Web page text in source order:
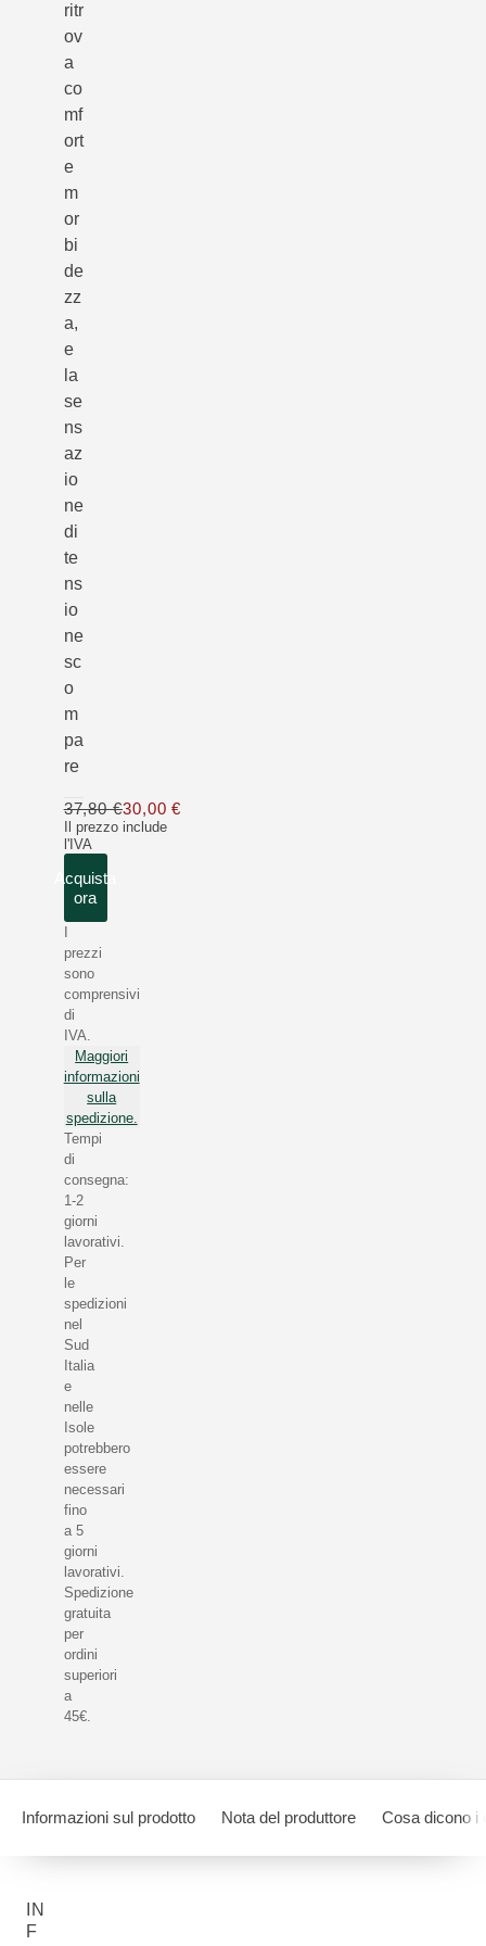
ritr
ov
a
co
mf
ort
e
m
or
bi
de
zz
a,
e
la
se
ns
az
io
ne
di
te
ns
io
ne
sc
o
m
pa
re
Il prezzo include
l'IVA
37,80 €30,00 €Solo 30,00 € invece di 37,80 €
Acquista
ora
prezzi
sono
comprensivi
di
IVA.
Maggiori
informazioni
sulla
spedizione.
Tempi
di
consegna:
1-2
giorni
lavorativi.
Per
le
spedizioni
nel
Sud
Italia
e
nelle
Isole
potrebbero
essere
necessari
fino
a 5
giorni
lavorativi.
Spedizione
gratuita
per
ordini
superiori
a
45€.
Informazioni sul prodotto Nota del produttore Cosa dicono i
IN
F